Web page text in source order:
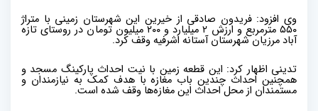
وی افزود: فریدون صادقی از خیرین این شهرستان زمینی با متراژ
۵۵۰مترمربع و ارزش ۲میلیارد و۲۰۰میلیون تومان در روستای تازه
آباد مرزیان شهرستان آستانه اشرفیه وقف کرد.
تدینی اظهار کرد: این قطعه زمین با نیت احداث پارکینگ مسجد و
همچنین احداث چندین باب مغازه با هدف کمک به نیازمندان و
مستمندان از محل احداث این مغازه‌ها وقف شده است.